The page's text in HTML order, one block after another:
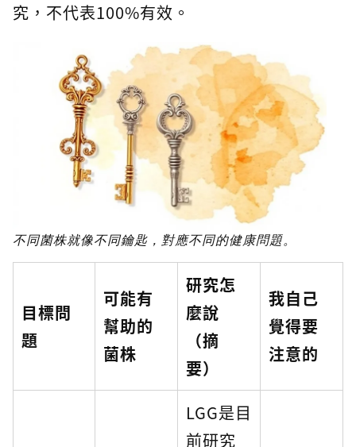
究，不代表100%有效。
不同菌株就像不同鑰匙，對應不同的健康問題。
目標問
題
可能有
幫助的
菌株
研究怎
麼說
（摘
要）
我自己
覺得要
注意的
LGG是目
前研究